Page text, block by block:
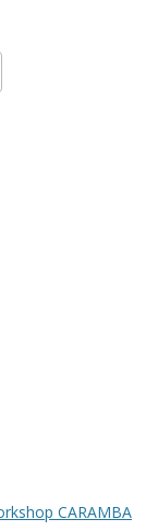
CARAMBA